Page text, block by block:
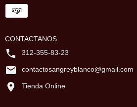
CONTACTANOS
312-355-83-23
contactosangreyblanco@gmail.com
Tienda Online